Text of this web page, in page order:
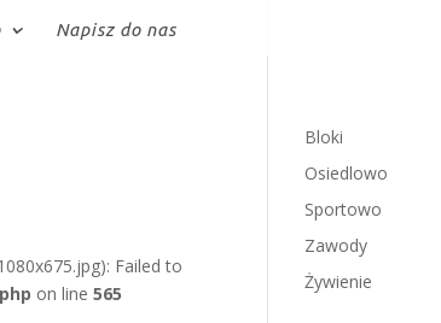
Napisz do nas
Failed to
on line565
Bloki
Osiedlowo
Sportowo
Zawody
Żywienie